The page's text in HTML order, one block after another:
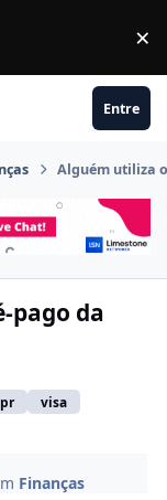
×
Entre
Alguém utiliza
pago da
pr visa
Finanças